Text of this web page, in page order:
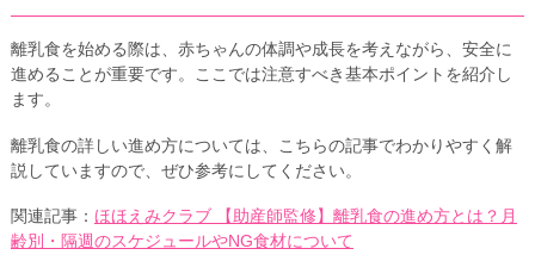
離乳食を始める際は、赤ちゃんの体調や成長を考えながら、安全に
進めることが重要です。ここでは注意すべき基本ポイントを紹介し
ます。
離乳食の詳しい進め方については、こちらの記事でわかりやすく解
説していますので、ぜひ参考にしてください。
関連記事： ほほえみクラブ 【助産師監修】離乳食の進め方とは？月
齢別・隔週のスケジュールやNG食材について